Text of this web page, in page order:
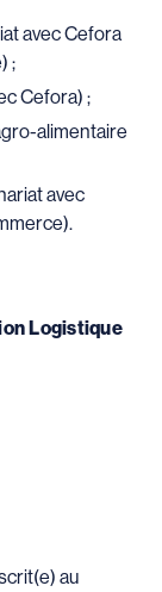
avec Cefora
;
Cefora) ;
alimentaire
avec
Logistique
au